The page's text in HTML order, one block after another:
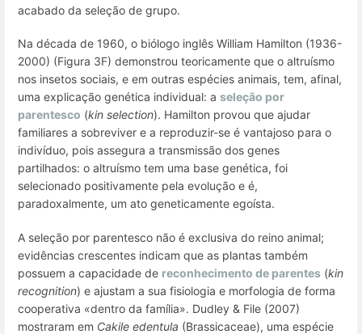
acabado da seleção de grupo.
Na década de 1960, o biólogo inglês William Hamilton (1936-
2000) (Figura 3F) demonstrou teoricamente que o altruísmo
nos insetos sociais, e em outras espécies animais, tem, afinal,
uma explicação genética individual: a seleção por
parentesco (kin selection). Hamilton provou que ajudar
familiares a sobreviver e a reproduzir-se é vantajoso para o
indivíduo, pois assegura a transmissão dos genes
partilhados: o altruísmo tem uma base genética, foi
selecionado positivamente pela evolução e é,
paradoxalmente, um ato geneticamente egoísta.
A seleção por parentesco não é exclusiva do reino animal;
evidências crescentes indicam que as plantas também
possuem a capacidade de reconhecimento de parentes (kin
recognition) e ajustam a sua fisiologia e morfologia de forma
cooperativa «dentro da família». Dudley & File (2007)
mostraram em Cakile edentula (Brassicaceae), uma espécie